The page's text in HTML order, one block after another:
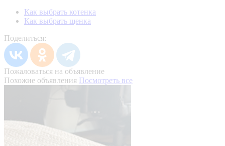
Как выбрать котенка
Как выбрать щенка
Поделиться:
Пожаловаться на объявление
Похожие объявления Посмотреть все